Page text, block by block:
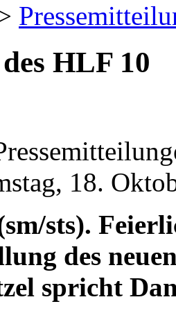
HLF 10
18.
sts).
des
spricht